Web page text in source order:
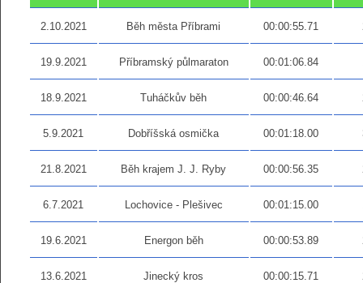
2.10.2021 Běh města Příbrami 00:00:55.71
19.9.2021 Příbramský půlmaraton 00:01:06.84
18.9.2021 Tuháčkův běh 00:00:46.64
5.9.2021 Dobříšská osmička 00:01:18.00
21.8.2021 Běh krajem J. J. Ryby 00:00:56.35
6.7.2021 Lochovice - Plešivec 00:01:15.00
19.6.2021 Energon běh 00:00:53.89
13.6.2021 Jinecký kros 00:00:15.71